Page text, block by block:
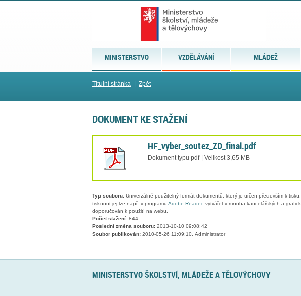
MINISTERSTVO VZDĚLÁVÁNÍ MLÁDEŽ
Titulní stránka Zpět
DOKUMENT KE STAŽENÍ
HF_vyber_soutez_ZD_final.pdf
Dokument typu pdf | Velikost 3,65 MB
Typ souboru: Univerzálně použitelný formát dokumentů, který je určen především k
tisknout jej lze např. v programu Adobe Reader, vytvářet v mnoha kancelářských a
doporučován k použití na webu.
Počet stažení: 844
Poslední změna souboru: 2013-10-10 09:08:42
Soubor publikován: 2010-05-26 11:09:10, Administrator
MINISTERSTVO ŠKOLSTVÍ, MLÁDEŽE A TĚLOVÝCHOVY